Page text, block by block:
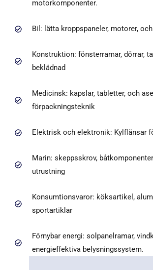
motorkomponenter.
Bil: lätta kroppspaneler, motorer, och
Konstruktion: fönsterramar, dörrar,
beklädnad
Medicinsk: kapslar, tabletter, och
förpackningsteknik
Elektrisk och elektronik: Kylflänsar
Marin: skeppsskrov,
utrustning
Konsumtionsvaror: köksartikel,
sportartiklar
Förnybar energi: solpanelramar,
energieffektiva belysningssystem.